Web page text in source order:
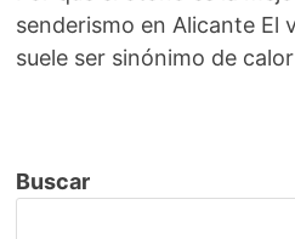
senderismo en Alicante El
suele ser sinónimo de
Buscar